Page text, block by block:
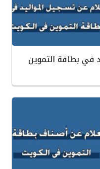
في بطاقة التموين